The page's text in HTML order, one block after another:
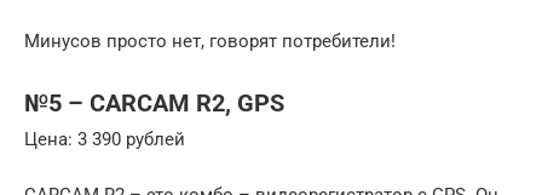
Минусов просто нет, говорят потребители!
№5 – CARCAM R2, GPS
Цена: 3 390 рублей